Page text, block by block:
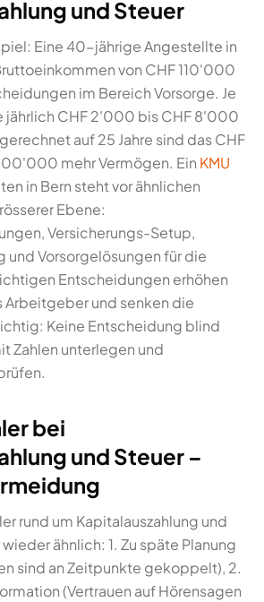
und Steuer
Eine 40-jährige Angestellte in
von CHF 110'000
im Bereich Vorsorge. Je
jährlich CHF 2'000 bis CHF 8'000
auf 25 Jahre sind das CHF
mehr Vermögen. Ein KMU
in Bern steht vor ähnlichen
Ebene:
Versicherungs-Setup,
und Vorsorgelösungen für die
Entscheidungen erhöhen
Arbeitgeber und senken die
Keine Entscheidung blind
Zahlen unterlegen und
bei
und Steuer –
rund um Kapitalauszahlung und
ähnlich: 1. Zu späte Planung
sind an Zeitpunkte gekoppelt), 2.
(Vertrauen auf Hörensagen